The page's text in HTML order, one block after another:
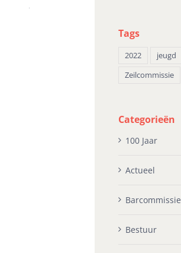
Tags
2022 jeugd
Zeilcommissie
Categorieën
100 Jaar
Actueel
Barcommissie
Bestuur